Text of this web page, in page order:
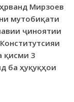
Мирзоев
мутобиқати
ҷиноятии
қисми 3
ба ҳуқуқҳои